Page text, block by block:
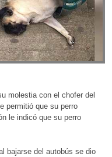
molestia con el chofer del
permitió que su perro
le indicó que su perro
bajarse del autobús se dio